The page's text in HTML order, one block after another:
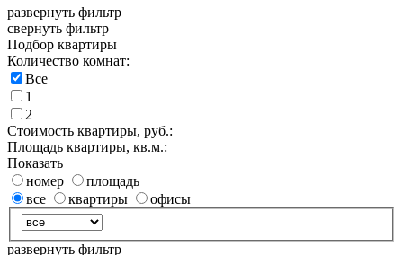
развернуть фильтр
свернуть фильтр
Подбор квартиры
Количество комнат:
Все
1
2
Стоимость квартиры, руб.:
Площадь квартиры, кв.м.:
Показать
номер
площадь
все
квартиры офисы
развернуть фильтр